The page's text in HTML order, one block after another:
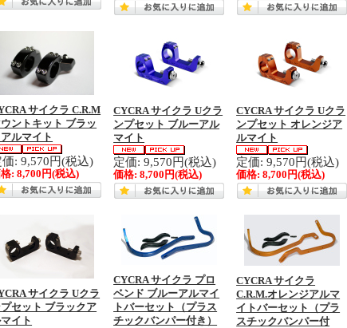
サイクラ C.R.M
ントキット ブラッ
ルマイト
価: 9,570円(税込)
格:8,700円(税込)
CYCRA サイクラ Uクラ
ンプセット ブルーアル
マイト
定価: 9,570円(税込)
価格:8,700円(税込)
CYCRA サイクラ Uクラ
ンプセット オレンジア
ルマイト
定価: 9,570円(税込)
価格:8,700円(税込)
サイクラ Uクラ
セット ブラックア
イト
CYCRA サイクラ プロ
ベンド ブルーアルマイ
トバーセット（プラス
チックバンパー付き）
CYCRA サイクラ
C.R.M.オレンジアルマ
イトバーセット（プラ
スチックバンパー付